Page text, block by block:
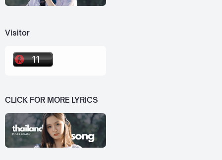
Visitor
CLICK FOR MORE LYRICS